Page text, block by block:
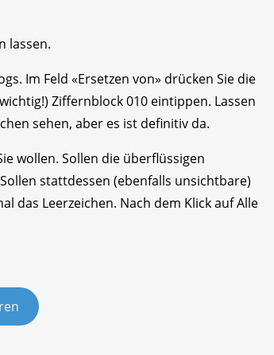
lassen.
Im Feld «Ersetzen von» drücken Sie die
Ziffernblock 010 eintippen. Lassen
sehen, aber es ist definitiv da.
wollen. Sollen die überflüssigen
stattdessen (ebenfalls unsichtbare)
das Leerzeichen. Nach dem Klick auf Alle